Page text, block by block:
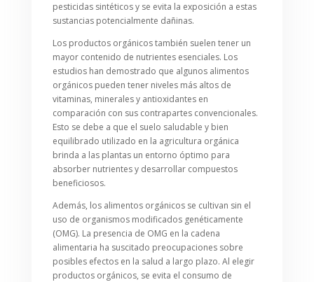
pesticidas sintéticos y se evita la exposición a estas
sustancias potencialmente dañinas.
Los productos orgánicos también suelen tener un
mayor contenido de nutrientes esenciales. Los
estudios han demostrado que algunos alimentos
orgánicos pueden tener niveles más altos de
vitaminas, minerales y antioxidantes en
comparación con sus contrapartes convencionales.
Esto se debe a que el suelo saludable y bien
equilibrado utilizado en la agricultura orgánica
brinda a las plantas un entorno óptimo para
absorber nutrientes y desarrollar compuestos
beneficiosos.
Además, los alimentos orgánicos se cultivan sin el
uso de organismos modificados genéticamente
(OMG). La presencia de OMG en la cadena
alimentaria ha suscitado preocupaciones sobre
posibles efectos en la salud a largo plazo. Al elegir
productos orgánicos, se evita el consumo de